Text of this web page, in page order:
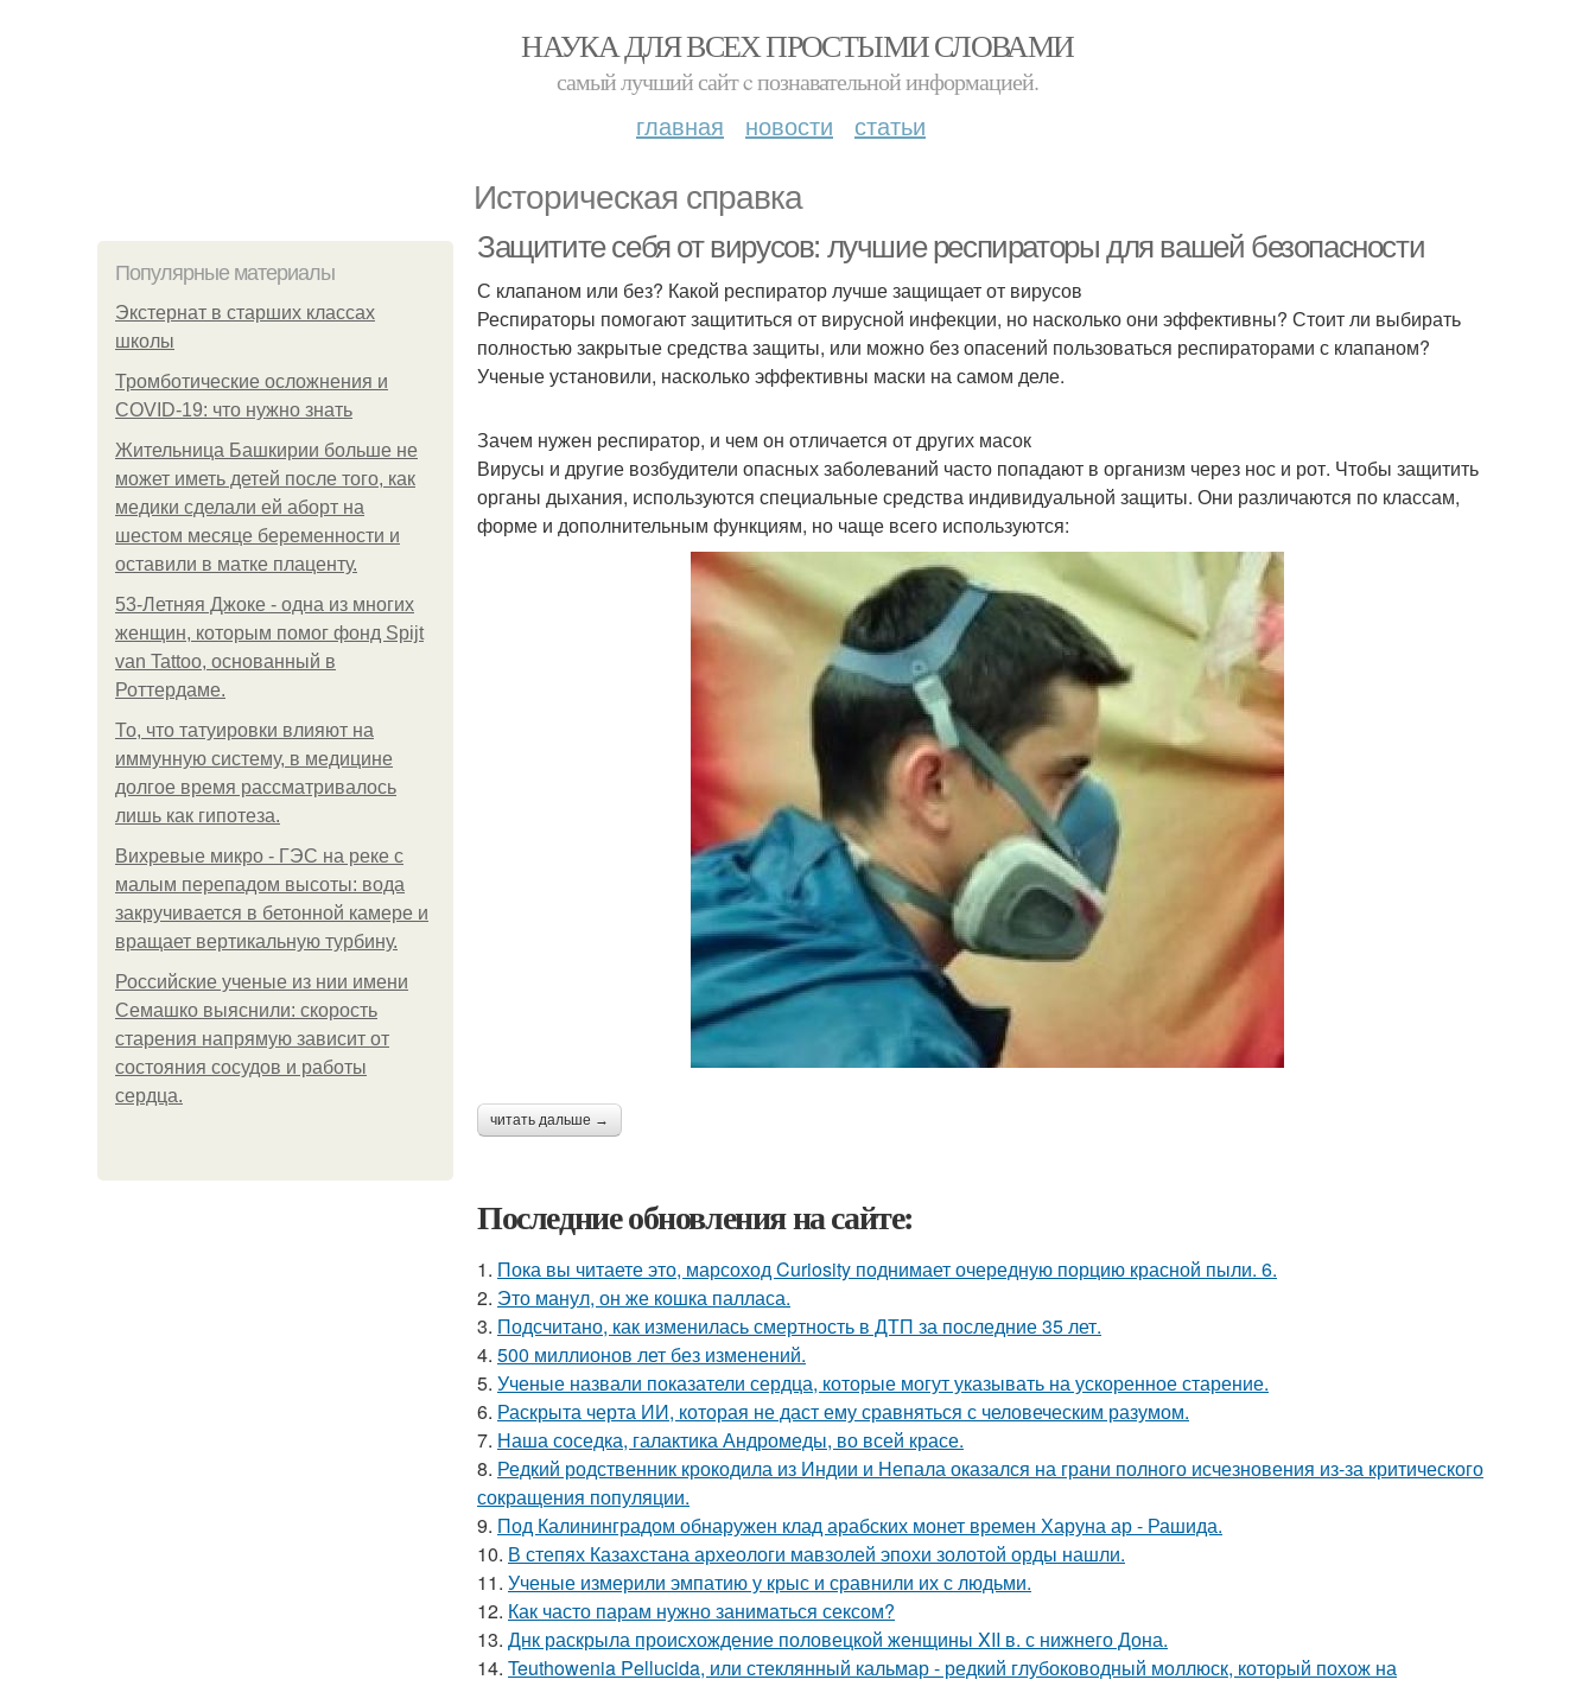
НАУКА ДЛЯ ВСЕХ ПРОСТЫМИ СЛОВАМИ
самый лучший сайт c познавательной информацией.
главная новости статьи
Историческая справка
Популярные материалы
Экстернат в старших классах
школы
Тромботические осложнения и
COVID-19: что нужно знать
Жительница Башкирии больше не
может иметь детей после того, как
медики сделали ей аборт на
шестом месяце беременности и
оставили в матке плаценту.
53-Летняя Джоке - одна из многих
женщин, которым помог фонд Spijt
van Tattoo, основанный в
Роттердаме.
То, что татуировки влияют на
иммунную систему, в медицине
долгое время рассматривалось
лишь как гипотеза.
Вихревые микро - ГЭС на реке с
малым перепадом высоты: вода
закручивается в бетонной камере и
вращает вертикальную турбину.
Российские ученые из нии имени
Семашко выяснили: скорость
старения напрямую зависит от
состояния сосудов и работы
сердца.
Защитите себя от вирусов: лучшие респираторы для вашей безопасности
С клапаном или без? Какой респиратор лучше защищает от вирусов
Респираторы помогают защититься от вирусной инфекции, но насколько они эффективны? Стоит ли выбирать
полностью закрытые средства защиты, или можно без опасений пользоваться респираторами с клапаном?
Ученые установили, насколько эффективны маски на самом деле.
Зачем нужен респиратор, и чем он отличается от других масок
Вирусы и другие возбудители опасных заболеваний часто попадают в организм через нос и рот. Чтобы защитить
органы дыхания, используются специальные средства индивидуальной защиты. Они различаются по классам,
форме и дополнительным функциям, но чаще всего используются:
читать дальше →
Последние обновления на сайте:
1. Пока вы читаете это, марсоход Curiosity поднимает очередную порцию красной пыли. 6.
2. Это манул, он же кошка палласа.
3. Подсчитано, как изменилась смертность в ДТП за последние 35 лет.
4. 500 миллионов лет без изменений.
5. Ученые назвали показатели сердца, которые могут указывать на ускоренное старение.
6. Раскрыта черта ИИ, которая не даст ему сравняться с человеческим разумом.
7. Наша соседка, галактика Андромеды, во всей красе.
8. Редкий родственник крокодила из Индии и Непала оказался на грани полного исчезновения из-за критического
сокращения популяции.
9. Под Калининградом обнаружен клад арабских монет времен Харуна ар - Рашида.
10. В степях Казахстана археологи мавзолей эпохи золотой орды нашли.
11. Ученые измерили эмпатию у крыс и сравнили их с людьми.
12. Как часто парам нужно заниматься сексом?
13. Днк раскрыла происхождение половецкой женщины XII в. с нижнего Дона.
14. Teuthowenia Pellucida, или стеклянный кальмар - редкий глубоководный моллюск, который похож на